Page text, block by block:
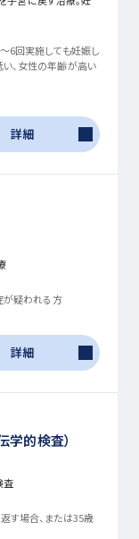
6回実施しても妊娠し
、女性の年齢が高い
詳細
が疑われる方
詳細
学的検査）
査
す場合、または35歳